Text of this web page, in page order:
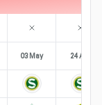
03 May 24 Apr